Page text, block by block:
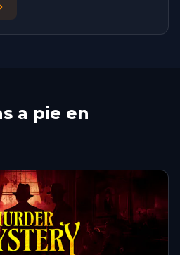
a pie en